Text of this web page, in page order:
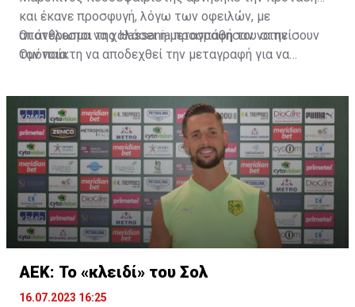
και έκανε προσφυγή, λόγω των οφειλών, με
αποτέλεσμα να χαλάσει η μεταγραφή του στην
Ομόνοια.
Οι άνθρωποι της Hassania προσπάθησαν να πείσουν
τον παίκτη να αποδεχθεί την μεταγραφή για να
να λύσει το συμβόλαιό του, ώστε να μετακομίσει
ελεύθερα σε οποιαδήποτε νέα ομάδα το τρέχον
καλοκαίρι.
ΑΕΚ: Το «κλειδί» του Σολ
16.07.2023 16:25